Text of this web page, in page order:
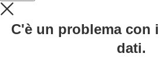
C'è un problema con
dati.